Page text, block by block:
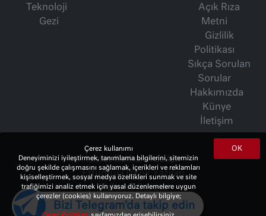
Teknoloji
Gezi
Açık Rıza
Metni
Gizlilik
Politikası
Sıkça Sorulan
Sorular
Hakkımızda
Künye
İletişim
İsmet Berkan Yazıları
Ertuğrul Özkök Yazıları
Haftalık Gazete
OK
Çerez kullanımı
Deneyiminizi iyileştirmek, tanımlama bilgilerini, sitemizin
doğru şekilde çalışmasını sağlamak, içerikleri ve reklamları
kişiselleştirmek, sosyal medya özellikleri sunmak ve site
trafiğimizi analiz etmek için yasal düzenlemelere uygun
çerezler (cookies) kullanıyoruz. Detaylı bilgiye;
Bizi Telegram'da takip edin